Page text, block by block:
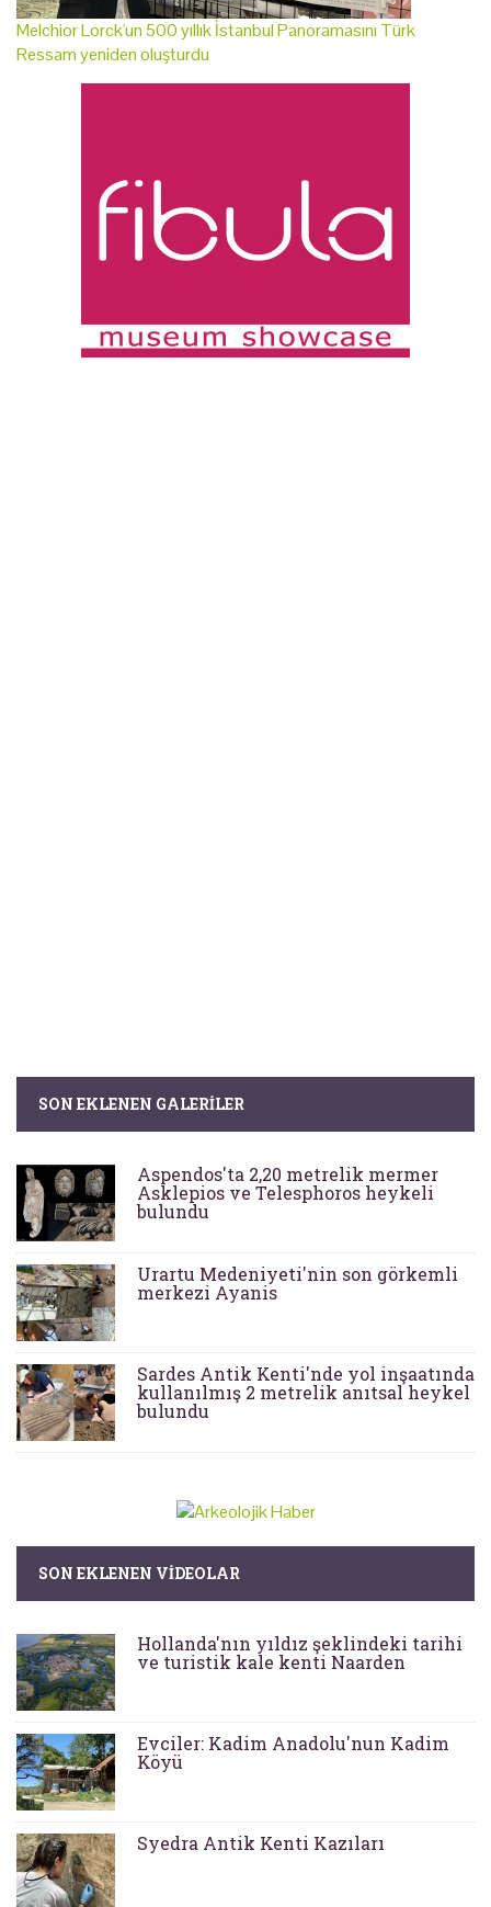
Melchior Lorck'un 500 yıllık İstanbul Panoramasını Türk
Ressam yeniden oluşturdu
SON EKLENEN GALERILER
Aspendos'ta 2,20 metrelik mermer
Asklepios ve Telesphoros heykeli
bulundu
Urartu Medeniyeti'nin son görkemli
merkezi Ayanis
Sardes Antik Kenti'nde yol inşaatında
kullanılmış 2 metrelik anıtsal heykel
bulundu
SON EKLENEN VIDEOLAR
Hollanda'nın yıldız şeklindeki tarihi
ve turistik kale kenti Naarden
Evciler: Kadim Anadolu'nun Kadim
Köyü
Syedra Antik Kenti Kazıları